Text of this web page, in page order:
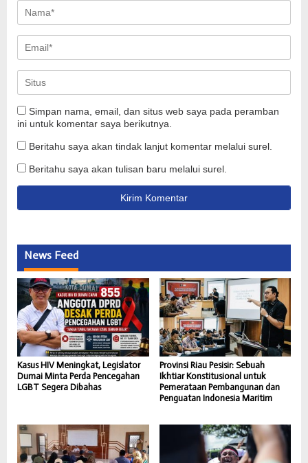
Simpan nama, email, dan situs web saya pada peramban
ini untuk komentar saya berikutnya.
Beritahu saya akan tindak lanjut komentar melalui surel.
Beritahu saya akan tulisan baru melalui surel.
News Feed
Kasus HIV Meningkat, Legislator
Dumai Minta Perda Pencegahan
LGBT Segera Dibahas
Provinsi Riau Pesisir: Sebuah
Ikhtiar Konstitusional untuk
Pemerataan Pembangunan dan
Penguatan Indonesia Maritim